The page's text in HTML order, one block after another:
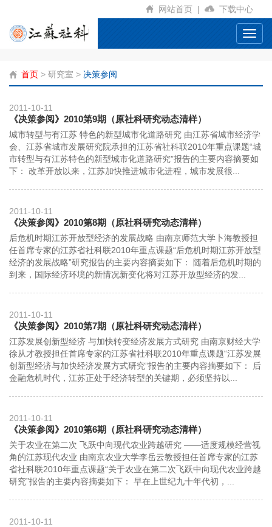
网站首页 | 下载中心
首页 > 研究室 > 决策参阅
2011-10-11
《决策参阅》2010第9期（原社科研究动态清样）
城市转型与有江苏 特色的新型城市化道路研究 由江苏省城市经济学
会、江苏省城市发展研究院承担的江苏省社科联2010年重点课题“城
市转型与有江苏特色的新型城市化道路研究”报告的主要内容摘要如
下： 改革开放以来，江苏加快推进城市化进程，城市发展很...
2011-10-11
《决策参阅》2010第8期（原社科研究动态清样）
后危机时期江苏开放型经济的发展战略 由南京师范大学卜海教授担
任首席专家的江苏省社科联2010年重点课题“后危机时期江苏开放型
经济的发展战略”研究报告的主要内容摘要如下： 随着后危机时期的
到来，国际经济环境的新情况新变化将对江苏开放型经济的发...
2011-10-11
《决策参阅》2010第7期（原社科研究动态清样）
江苏发展创新型经济 与加快转变经济发展方式研究 由南京财经大学
徐从才教授担任首席专家的江苏省社科联2010年重点课题“江苏发展
创新型经济与加快经济发展方式研究”报告的主要内容摘要如下： 后
金融危机时代，江苏正处于经济转型的关键期，必须坚持以...
2011-10-11
《决策参阅》2010第6期（原社科研究动态清样）
关于农业在第二次 飞跃中向现代农业跨越研究 ——适度规模经营视
角的江苏现代农业 由南京农业大学李岳云教授担任首席专家的江苏
省社科联2010年重点课题“关于农业在第二次飞跃中向现代农业跨越
研究”报告的主要内容摘要如下： 早在上世纪九十年代初，...
2011-10-11